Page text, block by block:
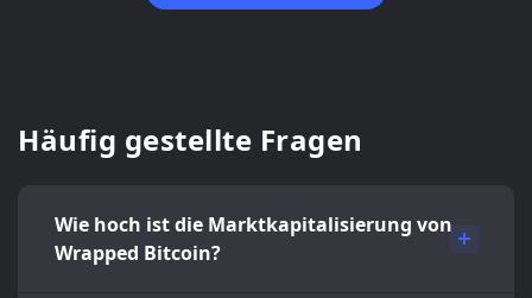
Häufig gestellte Fragen
Wie hoch ist die Marktkapitalisierung von
Wrapped Bitcoin?